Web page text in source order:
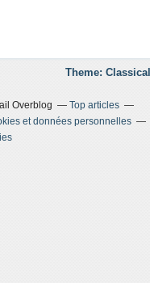
Theme:
Overblog
Top articles
et données personnelles